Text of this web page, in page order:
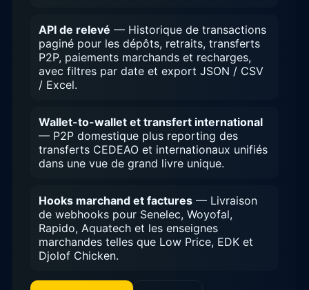
API de relevé — Historique de transactions
paginé pour les dépôts, retraits, transferts
P2P, paiements marchands et recharges,
avec filtres par date et export JSON / CSV
/ Excel.
Wallet-to-wallet et transfert international
— P2P domestique plus reporting des
transferts CEDEAO et internationaux unifiés
dans une vue de grand livre unique.
Hooks marchand et factures — Livraison
de webhooks pour Senelec, Woyofal,
Rapido, Aquatech et les enseignes
marchandes telles que Low Price, EDK et
Djolof Chicken.